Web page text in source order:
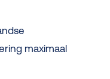
maximaal